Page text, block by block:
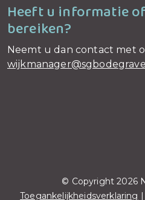
Heeft u informatie
bereiken?
Neemt u dan contact met
© Copyright 2026
Toegankelijkheidsverklaring |